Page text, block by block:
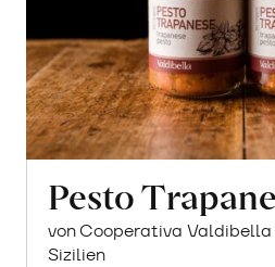
Pesto
von Cooperativa
Sizilien